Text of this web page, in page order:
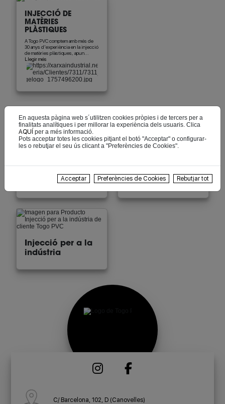
INJECCIÓ DE
MATÈRIES
PLÀSTIQUES
A Togo PVC comptem amb més de
30 anys d'experiència en la injecció
de matèries plàstiques, apun...
Llegir més
Productes/Serveis
maquinària
Injecció per a la
indústria
C/ Barcelona, 102, D (Canovelles)
En aquesta pàgina web s´utilitzen cookies pròpies i de tercers per a
finalitats analítiques i per millorar la experiència dels usuaris. Clica
AQUÍ per a més informació.
Pots acceptar totes les cookies pitjant el botó "Acceptar" o configurar-
les o rebutjar el seu ús clicant a "Preferències de Cookies".
Acceptar Preferències de Cookies Rebutjar tot